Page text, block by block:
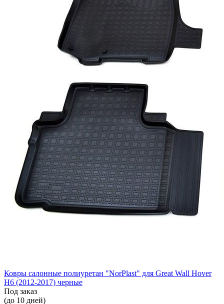
Ковры салонные полиуретан "NorPlast" для Great Wall Hover
H6 (2012-2017) черные
Под заказ
(до 10 дней)